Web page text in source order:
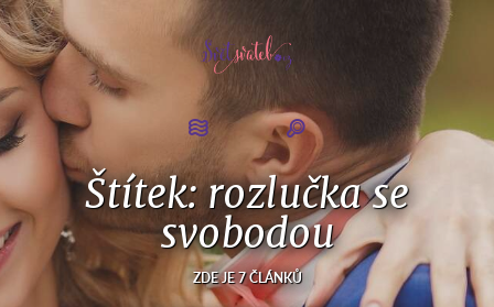
Štítek: rozlučka se
svobodou
ZDE JE 7 ČLÁNKŮ